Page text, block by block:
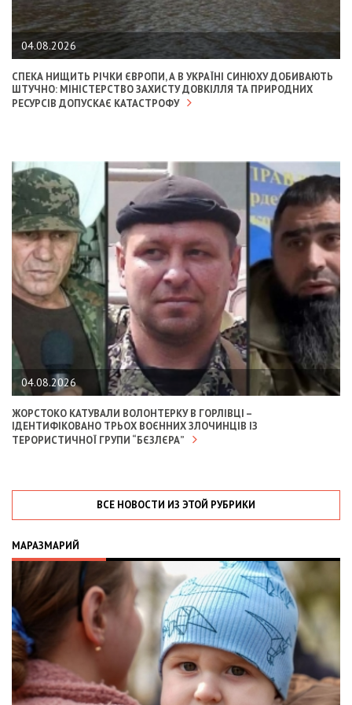
04.08.2026
СПЕКА НИЩИТЬ РІЧКИ ЄВРОПИ, А В УКРАЇНІ СИНЮХУ ДОБИВАЮТЬ
ШТУЧНО: МІНІСТЕРСТВО ЗАХИСТУ ДОВКІЛЛЯ ТА ПРИРОДНИХ
РЕСУРСІВ ДОПУСКАЄ КАТАСТРОФУ
04.08.2026
ЖОРСТОКО КАТУВАЛИ ВОЛОНТЕРКУ В ГОРЛІВЦІ –
ІДЕНТИФІКОВАНО ТРЬОХ ВОЄННИХ ЗЛОЧИНЦІВ ІЗ
ТЕРОРИСТИЧНОЇ ГРУПИ “БЄЗЛЄРА”
ВСЕ НОВОСТИ ИЗ ЭТОЙ РУБРИКИ
МАРАЗМАРИЙ